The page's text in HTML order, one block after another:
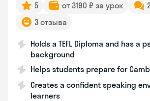
5 от 3190 ₽ за урок
3 отзыва
Holds a TEFL Diploma and has a
background
Helps students prepare for
Creates a confident speaking
learners